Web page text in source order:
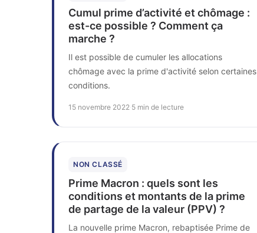
Cumul prime d’activité et chômage :
est-ce possible ? Comment ça
marche ?
Il est possible de cumuler les allocations
chômage avec la prime d'activité selon certaines
conditions.
15 novembre 2022 5 min de lecture
NON CLASSÉ
Prime Macron : quels sont les
conditions et montants de la prime
de partage de la valeur (PPV) ?
La nouvelle prime Macron, rebaptisée Prime de